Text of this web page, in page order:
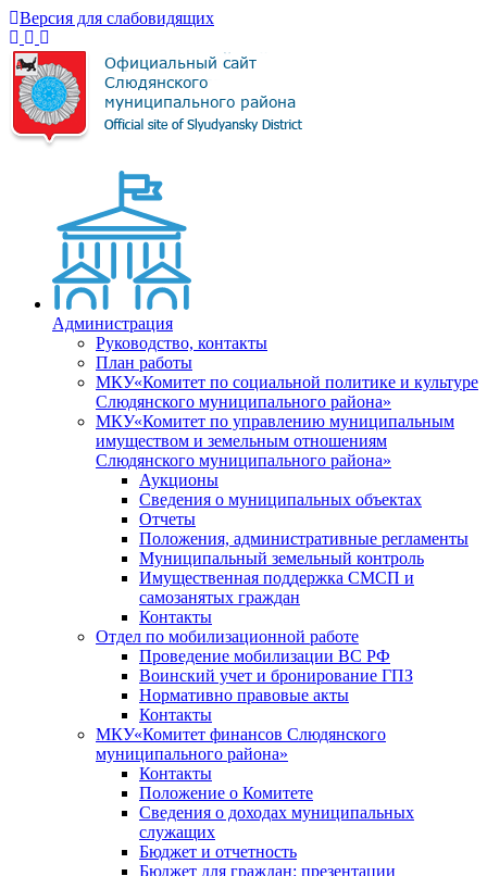
Версия для слабовидящих
Администрация
Руководство, контакты
План работы
МКУ«Комитет по социальной политике и культуре
Слюдянского муниципального района»
МКУ«Комитет по управлению муниципальным
имуществом и земельным отношениям
Слюдянского муниципального района»
Аукционы
Сведения о муниципальных объектах
Отчеты
Положения, административные регламенты
Муниципальный земельный контроль
Имущественная поддержка СМСП и
самозанятых граждан
Контакты
Отдел по мобилизационной работе
Проведение мобилизации ВС РФ
Воинский учет и бронирование ГПЗ
Нормативно правовые акты
Контакты
МКУ«Комитет финансов Слюдянского
муниципального района»
Контакты
Положение о Комитете
Сведения о доходах муниципальных
служащих
Бюджет и отчетность
Бюджет для граждан: презентации